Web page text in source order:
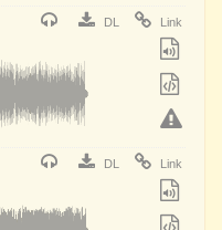
DL Link
DL Link